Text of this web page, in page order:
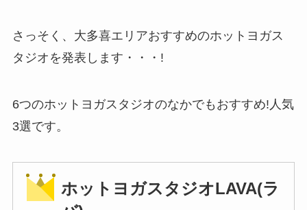
さっそく、大多喜エリアおすすめのホットヨガス
タジオを発表します・・・!
6つのホットヨガスタジオのなかでもおすすめ!人気
3選です。
ホットヨガスタジオLAVA(ラ